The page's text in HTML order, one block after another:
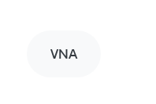
VNA